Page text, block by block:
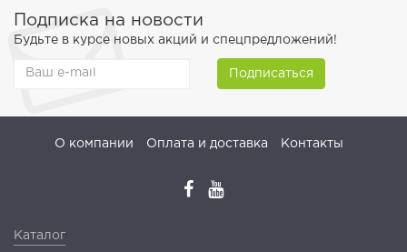
Подписка на новости
Будьте в курсе новых акций и спецпредложений!
Подписаться
О компании Оплата и доставка Контакты
Каталог